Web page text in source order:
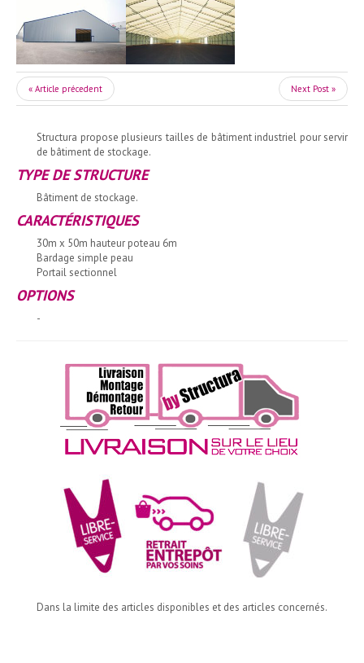
« Article précedent Next Post »
Structura propose plusieurs tailles de bâtiment industriel pour servir
de bâtiment de stockage.
TYPE DE STRUCTURE
Bâtiment de stockage.
CARACTÉRISTIQUES
30m x 50m hauteur poteau 6m
Bardage simple peau
Portail sectionnel
OPTIONS
-
Dans la limite des articles disponibles et des articles concernés.